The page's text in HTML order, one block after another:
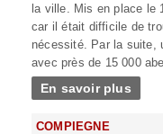
la ville. Mis en place le
car il était difficile de
nécessité. Par la suite,
avec près de 15 000
En savoir plus
COMPIEGNE